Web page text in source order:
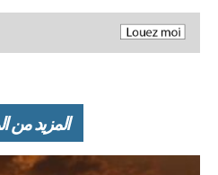
المزيد من